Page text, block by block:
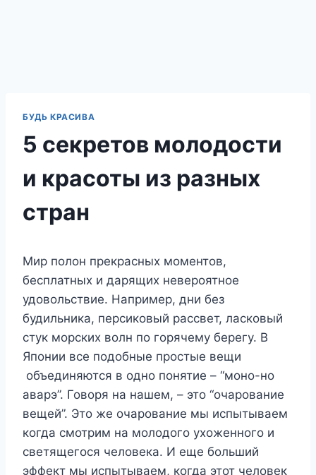
БУДЬ КРАСИВА
5 секретов молодости
и красоты из разных
стран
Мир полон прекрасных моментов,
бесплатных и дарящих невероятное
удовольствие. Например, дни без
будильника, персиковый рассвет, ласковый
стук морских волн по горячему берегу. В
Японии все подобные простые вещи
объединяются в одно понятие – “моно-но
аварэ”. Говоря на нашем, – это “очарование
вещей”. Это же очарование мы испытываем
когда смотрим на молодого ухоженного и
светящегося человека. И еще больший
эффект мы испытываем, когда этот человек